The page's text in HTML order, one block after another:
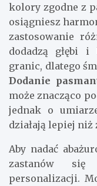
kolory zgodne z
osiągniesz
zastosowanie
dodadzą głębi i
granic, dlatego
Dodanie
może znacząco
jednak o
działają lepiej
Aby nadać
zastanów się
personalizacji.